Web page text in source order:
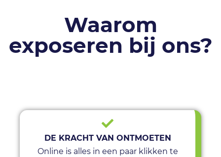
Waarom
exposeren bij ons?
DE KRACHT VAN ONTMOETEN
Online is alles in een paar klikken te